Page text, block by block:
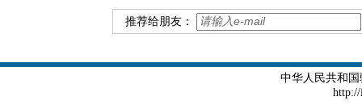
推荐给朋友：
中华人民共和
http://